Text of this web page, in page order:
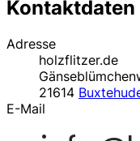
Kontaktdaten
Adresse
holzflitzer.de
21614
E-Mail